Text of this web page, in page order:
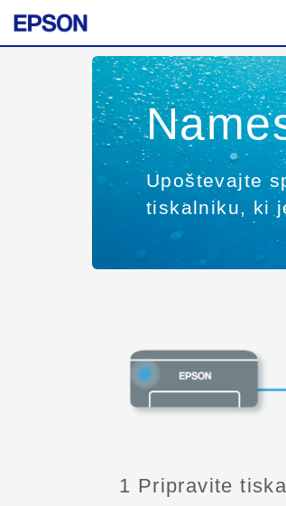
Upoštevajte
tiskalniku, ki
1 Pripravite